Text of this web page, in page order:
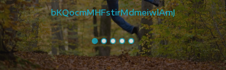
bKQocmMHFstirMdmeiwlAmJ